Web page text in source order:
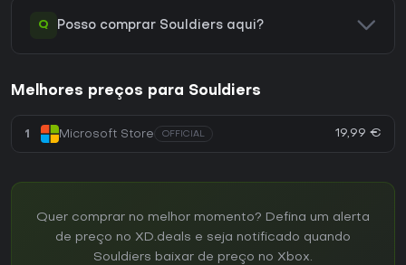
Q Posso comprar Souldiers aqui?
Melhores preços para Souldiers
1 Microsoft Store OFFICIAL 19,99 €
Quer comprar no melhor momento? Defina um alerta
de preço no XD.deals e seja notificado quando
Souldiers baixar de preço no Xbox.